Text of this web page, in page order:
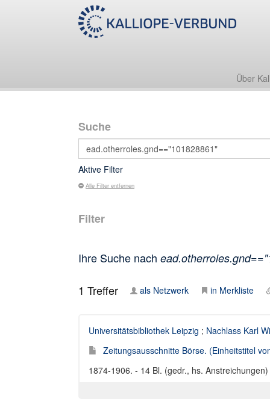
Über
Suche
Aktive Filter
Alle Filter entfernen
Filter
Ihre Suche nach
1 Treffer als Netzwerk in Merkliste
Universitätsbibliothek Leipzig ; Nachlass Karl
Zeitungsausschnitte Börse. (Einheitstitel
1874-1906. - 14 Bl. (gedr., hs. Anstreichungen)